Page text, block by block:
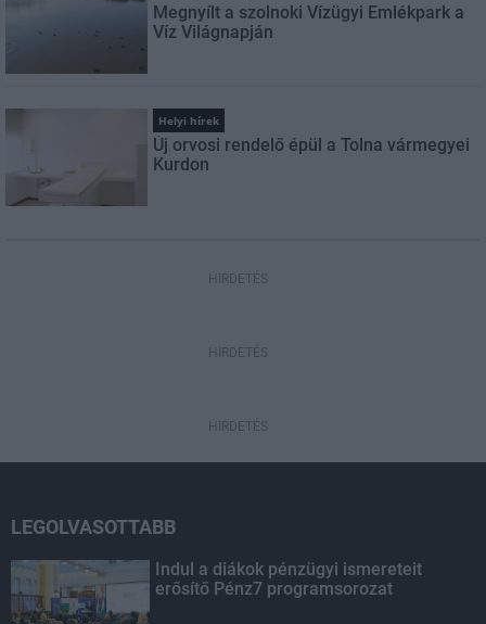
Megnyílt a szolnoki Vízügyi Emlékpark a
Víz Világnapján
Helyi hírek
Új orvosi rendelő épül a Tolna vármegyei
Kurdon
HIRDETÉS
HIRDETÉS
HIRDETÉS
LEGOLVASOTTABB
Indul a diákok pénzügyi ismereteit
erősítő Pénz7 programsorozat